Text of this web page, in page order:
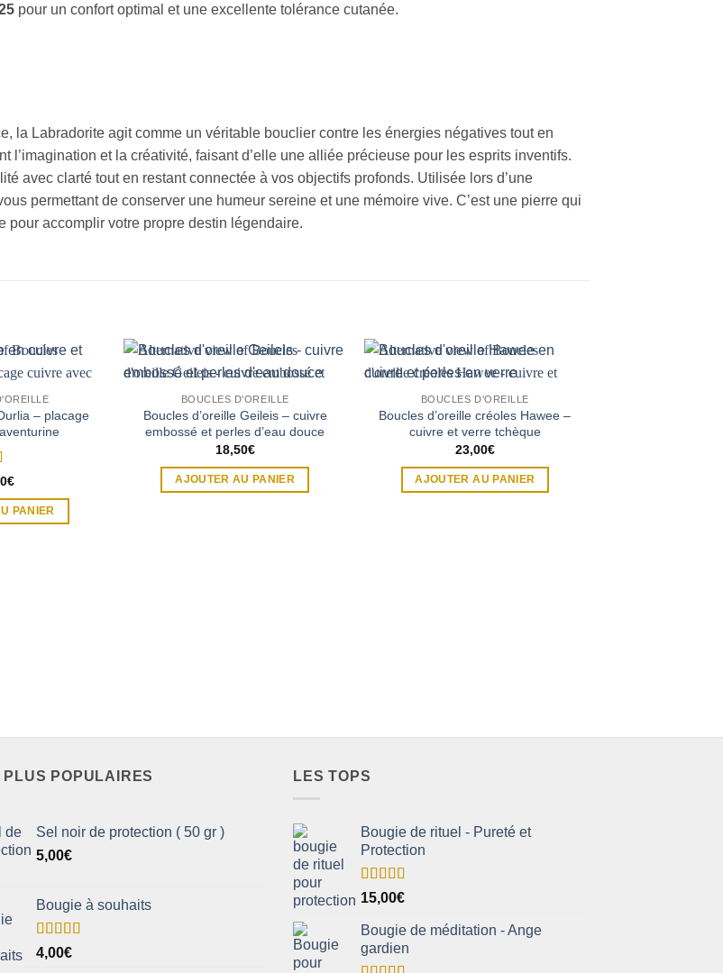
pour un confort optimal et une excellente tolérance cutanée.
la Labradorite agit comme un véritable bouclier contre les énergies négatives tout en
l’imagination et la créativité, faisant d’elle une alliée précieuse pour les esprits inventifs.
avec clarté tout en restant connectée à vos objectifs profonds. Utilisée lors d’une
permettant de conserver une humeur sereine et une mémoire vive. C’est une pierre qui
pour accomplir votre propre destin légendaire.
– placage
5
€
PANIER
BOUCLES D'OREILLE
Boucles d’oreille Geileis – cuivre
embossé et perles d’eau douce
18,50€
AJOUTER AU PANIER
BOUCLES D'OREILLE
Boucles d’oreille créoles Hawee –
cuivre et verre tchèque
23,00€
AJOUTER AU PANIER
PLUS POPULAIRES
Sel noir de protection ( 50 gr )
5,00€
Bougie à souhaits
Note5.00
sur 5
4,00€
LES TOPS
Bougie de rituel - Pureté et
Protection
Note5.00
sur 5
15,00€
Bougie de méditation - Ange
gardien